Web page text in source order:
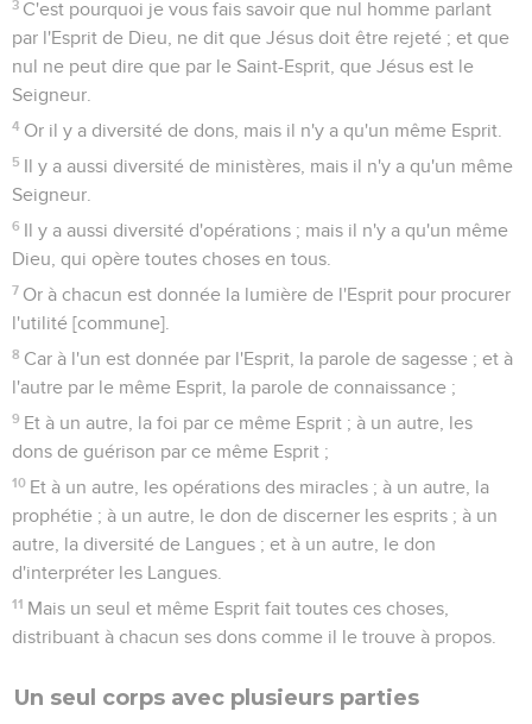
3 C'est pourquoi je vous fais savoir que nul homme parlant
par l'Esprit de Dieu, ne dit que Jésus doit être rejeté ; et que
nul ne peut dire que par le Saint-Esprit, que Jésus est le
Seigneur.
4 Or il y a diversité de dons, mais il n'y a qu'un même Esprit.
5 Il y a aussi diversité de ministères, mais il n'y a qu'un même
Seigneur.
6 Il y a aussi diversité d'opérations ; mais il n'y a qu'un même
Dieu, qui opère toutes choses en tous.
7 Or à chacun est donnée la lumière de l'Esprit pour procurer
l'utilité [commune].
8 Car à l'un est donnée par l'Esprit, la parole de sagesse ; et à
l'autre par le même Esprit, la parole de connaissance ;
9 Et à un autre, la foi par ce même Esprit ; à un autre, les
dons de guérison par ce même Esprit ;
10 Et à un autre, les opérations des miracles ; à un autre, la
prophétie ; à un autre, le don de discerner les esprits ; à un
autre, la diversité de Langues ; et à un autre, le don
d'interpréter les Langues.
11 Mais un seul et même Esprit fait toutes ces choses,
distribuant à chacun ses dons comme il le trouve à propos.
Un seul corps avec plusieurs parties